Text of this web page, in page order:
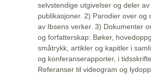
selvstendige utgivelser og deler av
publikasjoner. 2) Parodier over og
av Ibsens verker. 3) Dokumenter
og forfatterskap: Bøker,
småtrykk, artikler og kapitler i
og konferanserapporter, i
Referanser til videogram og